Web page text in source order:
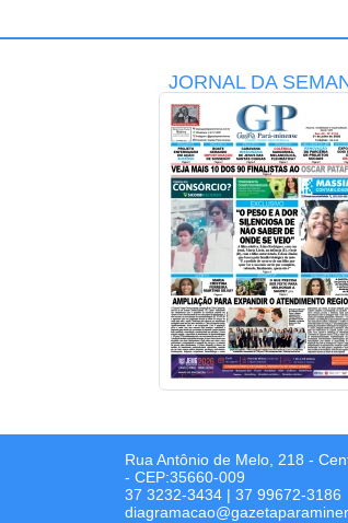
JORNAL DA
Rua Antônio de Melo, 218 -
- CEP:35660-009
37 3232-3434 | 37 99672-3186